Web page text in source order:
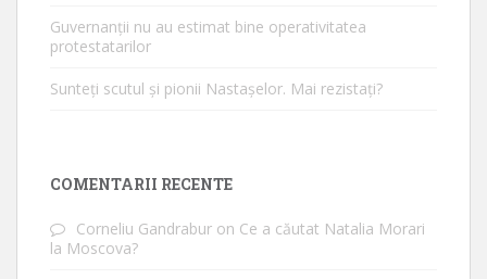
Guvernanții nu au estimat bine operativitatea
protestatarilor
Sunteți scutul și pionii Nastașelor. Mai rezistați?
COMENTARII RECENTE
Corneliu Gandrabur on Ce a căutat Natalia Morari
la Moscova?